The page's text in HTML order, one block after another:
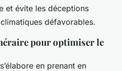
et évite les déceptions
défavorables.
pour optimiser le
s’élabore en prenant en